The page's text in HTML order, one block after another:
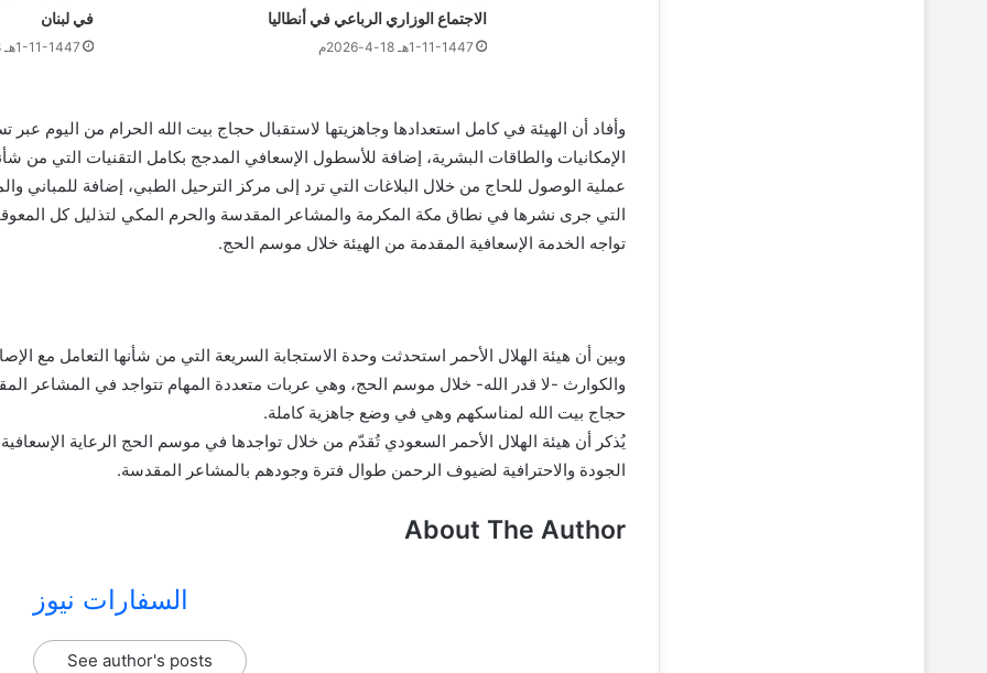
الاجتماع الوزاري الرباعي في أنطاليا
1-11-1447هـ 18-4-2026م
في لبنان
1-11-1447هـ 18-4-2026م
وأفاد أن الهيئة في كامل استعدادها وجاهزيتها لاستقبال حجاج بيت الله الحرام من اليوم عبر
الإمكانيات والطاقات البشرية، إضافة للأسطول الإسعافي المدجج بكامل التقنيات التي من
عملية الوصول للحاج من خلال البلاغات التي ترد إلى مركز الترحيل الطبي، إضافة للمباني
التي جرى نشرها في نطاق مكة المكرمة والمشاعر المقدسة والحرم المكي لتذليل كل
تواجه الخدمة الإسعافية المقدمة من الهيئة خلال موسم الحج.
وبين أن هيئة الهلال الأحمر استحدثت وحدة الاستجابة السريعة التي من شأنها التعامل مع
والكوارث -لا قدر الله- خلال موسم الحج، وهي عربات متعددة المهام تتواجد في المشاعر
حجاج بيت الله لمناسكهم وهي في وضع جاهزية كاملة.
يُذكر أن هيئة الهلال الأحمر السعودي تُقدّم من خلال تواجدها في موسم الحج الرعاية
الجودة والاحترافية لضيوف الرحمن طوال فترة وجودهم بالمشاعر المقدسة.
About The Author
السفارات نيوز
See author's posts